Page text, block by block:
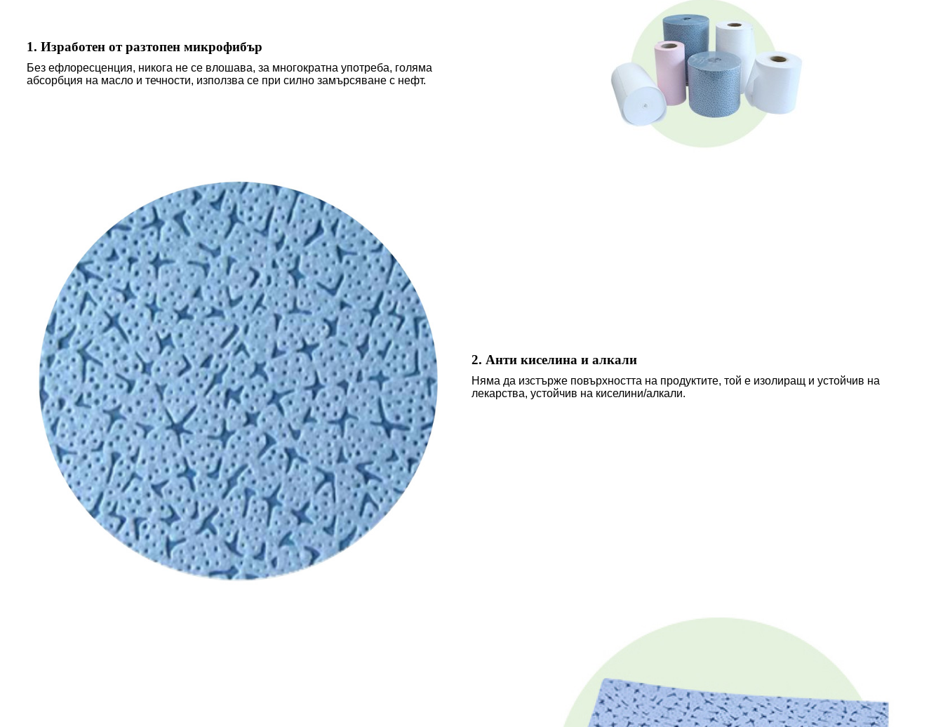
1. Изработен от разтопен микрофибър
Без ефлоресценция, никога не се влошава, за многократна употреба, голяма
абсорбция на масло и течности, използва се при силно замърсяване с нефт.
2. Анти киселина и алкали
Няма да изстърже повърхността на продуктите, той е изолиращ и устойчив на
лекарства, устойчив на киселини/алкали.